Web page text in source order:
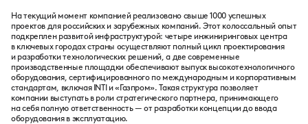
На текущий момент компанией реализовано свыше 1000 успешных
проектов для российских и зарубежных компаний. Этот колоссальный опыт
подкреплен развитой инфраструктурой: четыре инжиниринговых центра
в ключевых городах страны осуществляют полный цикл проектирования
и разработки технологических решений, а две современные
производственные площадки обеспечивают выпуск высокотехнологичного
оборудования, сертифицированного по международным и корпоративным
стандартам, включая INTI и «Газпром». Такая структура позволяет
компании выступать в роли стратегического партнера, принимающего
на себя полную ответственность — от разработки концепции до ввода
оборудования в эксплуатацию.